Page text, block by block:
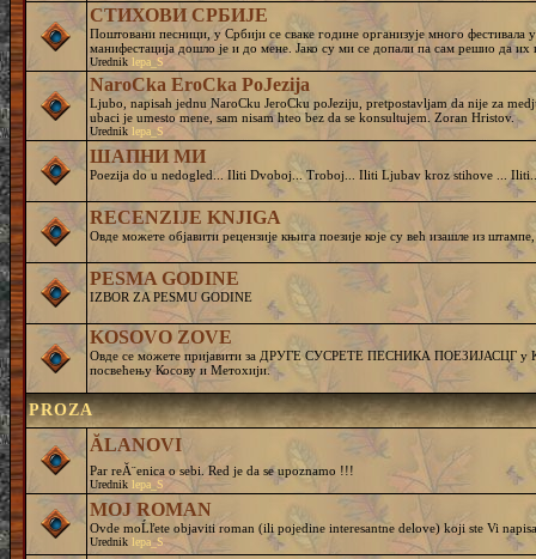
СТИХОВИ СРБИЈЕ
Поштовани песници, у Србији се сваке године организује много фестивала
манифестација дошло је и до мене. Јако су ми се допали па сам решио да
Urednik lepa_S
NaroCka EroCka PoJezija
Ljubo, napisah jednu NaroCku JeroCku poJeziju, pretpostavljam da nije za
ubaci je umesto mene, sam nisam hteo bez da se konsultujem. Zoran Hristov.
Urednik lepa_S
ШАПНИ МИ
Poezija do u nedogled... Iliti Dvoboj... Troboj... Iliti Ljubav kroz stihove ...
RECENZIJE KNJIGA
Овде можете објавити рецензије књига поезије које су већ изашле из
PESMA GODINE
IZBOR ZA PESMU GODINE
KOSOVO ZOVE
Овде се можете пријавити за ДРУГЕ СУСРЕТЕ ПЕСНИКА ПОЕЗИЈАСЦГ у
посвећењу Косову и Метохији.
PROZA
ĂLANOVI
Par reĂ¨enica o sebi. Red je da se upoznamo !!!
Urednik lepa_S
MOJ ROMAN
Ovde moĹľete objaviti roman (ili pojedine interesantne delove) koji ste Vi
Urednik lepa_S